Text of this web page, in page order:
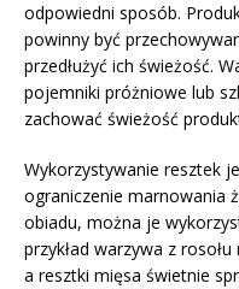
odpowiedni sposób.
powinny być
przedłużyć ich świeżość.
pojemniki próżniowe lub
zachować świeżość
Wykorzystywanie resztek
ograniczenie marnowania
obiadu, można je
przykład warzywa z
a resztki mięsa świetnie